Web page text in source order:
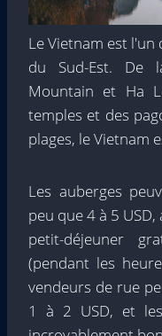
Le Vietnam est l'un
du Sud-Est. De
Mountain et Ha
temples et des
plages, le Vietnam
Les auberges
peu que 4 à 5
petit-déjeuner
(pendant les
vendeurs de rue
1 à 2 USD, et